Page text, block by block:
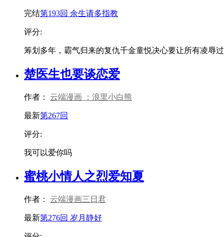
完结第193回 余生请多指教
评分:
筹划多年，霸气归来的复仇千金童悦决心要让所有凌辱
楚医生也要谈恋爱
作者： 云端漫画 ：浪里小白熊
最新第267回
评分:
我可以爱你吗
蜜桃小情人之烈爱知夏
作者： 云端漫画三日君
最新第276回 岁月静好